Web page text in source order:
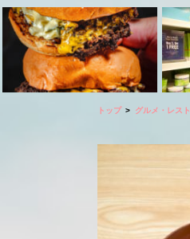
トップ グルメ・レス